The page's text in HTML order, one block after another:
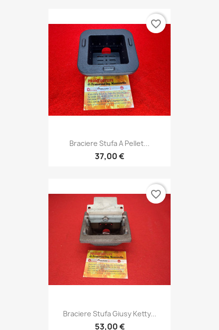
Braciere Stufa A Pellet...
37,00 €
favorite_border
Braciere Stufa Giusy Ketty...
53,00 €
favorite_border